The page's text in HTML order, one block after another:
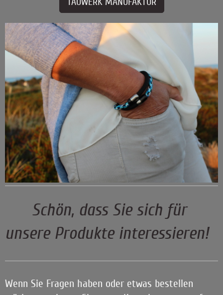
Schön, dass Sie sich für
unsere Produkte interessieren!
Wenn Sie Fragen haben oder etwas bestellen